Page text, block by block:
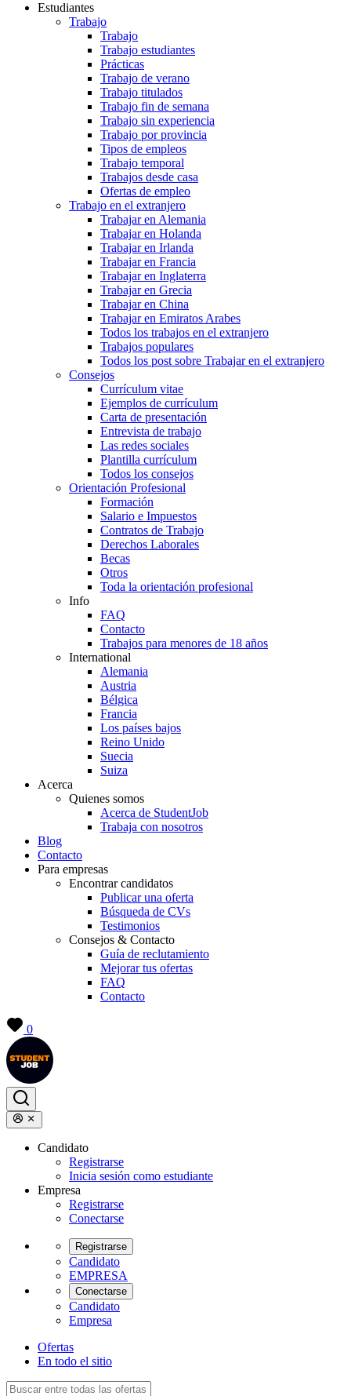
Estudiantes
Trabajo
Trabajo
Trabajo estudiantes
Prácticas
Trabajo de verano
Trabajo titulados
Trabajo fin de semana
Trabajo sin experiencia
Trabajo por provincia
Tipos de empleos
Trabajo temporal
Trabajos desde casa
Ofertas de empleo
Trabajo en el extranjero
Trabajar en Alemania
Trabajar en Holanda
Trabajar en Irlanda
Trabajar en Francia
Trabajar en Inglaterra
Trabajar en Grecia
Trabajar en China
Trabajar en Emiratos Arabes
Todos los trabajos en el extranjero
Trabajos populares
Todos los post sobre Trabajar en el extranjero
Consejos
Currículum vitae
Ejemplos de currículum
Carta de presentación
Entrevista de trabajo
Las redes sociales
Plantilla currículum
Todos los consejos
Orientación Profesional
Formación
Salario e Impuestos
Contratos de Trabajo
Derechos Laborales
Becas
Otros
Toda la orientación profesional
Info
FAQ
Contacto
Trabajos para menores de 18 años
International
Alemania
Austria
Bélgica
Francia
Los países bajos
Reino Unido
Suecia
Suiza
Acerca
Quienes somos
Acerca de StudentJob
Trabaja con nosotros
Blog
Contacto
Para empresas
Encontrar candidatos
Publicar una oferta
Búsqueda de CVs
Testimonios
Consejos & Contacto
Guía de reclutamiento
Mejorar tus ofertas
FAQ
Contacto
0
Candidato
Registrarse
Inicia sesión como estudiante
Empresa
Registrarse
Conectarse
Registrarse
Candidato
EMPRESA
Conectarse
Candidato
Empresa
Ofertas
En todo el sitio